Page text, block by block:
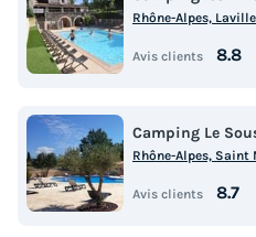
Rhône-Alpes,
Avis clients 8.8
Camping Le
Rhône-Alpes, Saint
Avis clients 8.7